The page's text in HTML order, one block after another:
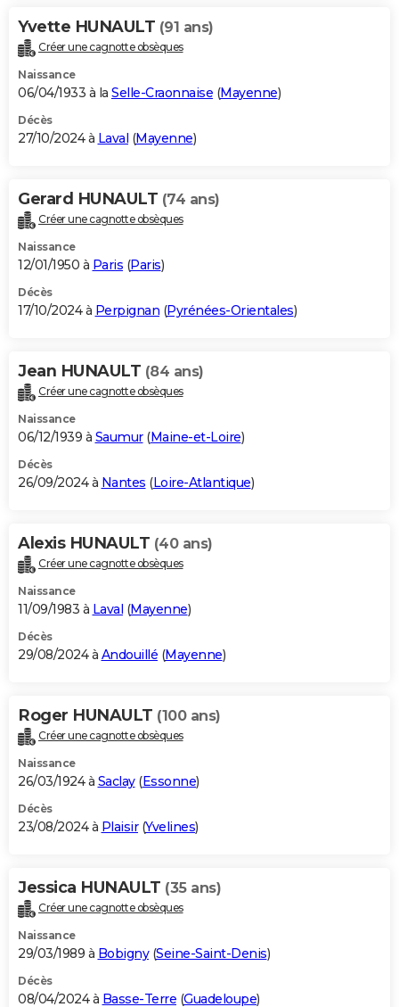
Yvette HUNAULT (91 ans)
Créer une cagnotte obsèques
Naissance
06/04/1933 à la Selle-Craonnaise (Mayenne)
Décès
27/10/2024 à Laval (Mayenne)
Gerard HUNAULT (74 ans)
Créer une cagnotte obsèques
Naissance
12/01/1950 à Paris (Paris)
Décès
17/10/2024 à Perpignan (Pyrénées-Orientales)
Jean HUNAULT (84 ans)
Créer une cagnotte obsèques
Naissance
06/12/1939 à Saumur(Maine-et-Loire)
Décès
26/09/2024 à Nantes (Loire-Atlantique)
Alexis HUNAULT (40 ans)
Créer une cagnotte obsèques
Naissance
11/09/1983 à Laval (Mayenne)
Décès
29/08/2024 à Andouillé (Mayenne)
Roger HUNAULT (100 ans)
Créer une cagnotte obsèques
Naissance
26/03/1924 à Saclay(Essonne)
Décès
23/08/2024 à Plaisir(Yvelines)
Jessica HUNAULT (35 ans)
Créer une cagnotte obsèques
Naissance
29/03/1989 à Bobigny(Seine-Saint-Denis)
Décès
08/04/2024 à Basse-Terre (Guadeloupe)